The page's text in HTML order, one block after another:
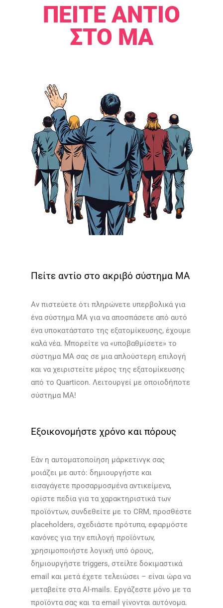
ΠΕΊΤΕ ΑΝΤΊΟ
ΣΤΟ MA​​
Πείτε αντίο στο ακριβό σύστημα MA
Αν πιστεύετε ότι πληρώνετε υπερβολικά για
ένα σύστημα MA για να αποσπάσετε από αυτό
ένα υποκατάστατο της εξατομίκευσης, έχουμε
καλά νέα. Μπορείτε να «υποβαθμίσετε» το
σύστημα MA σας σε μια απλούστερη επιλογή
και να χειριστείτε μέρος της εξατομίκευσης
από το Quarticon. Λειτουργεί με οποιοδήποτε
σύστημα MA!​​
Εξοικονομήστε χρόνο και πόρους
Εάν η αυτοματοποίηση μάρκετινγκ σας
μοιάζει με αυτό: δημιουργήστε και
εισαγάγετε προσαρμοσμένα αντικείμενα,
ορίστε πεδία για τα χαρακτηριστικά των
προϊόντων, συνδεθείτε με το CRM, προσθέστε
placeholders, σχεδιάστε πρότυπα, εφαρμόστε
κανόνες για την επιλογή προϊόντων,
χρησιμοποιήστε λογική υπό όρους,
δημιουργήστε triggers, στείλτε δοκιμαστικά
email και μετά έχετε τελειώσει – είναι ώρα να
μεταβείτε στα AI-mails. Εργάζεστε μόνο με τα
προϊόντα σας και τα email γίνονται αυτόνομα.​​